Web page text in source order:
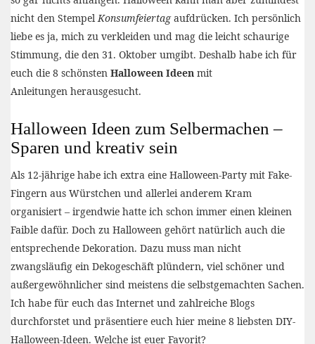
nicht den StempelKonsumfeiertagaufdrücken. Ich persönlich
liebe es ja, mich zu verkleiden und mag die leicht schaurige
Stimmung, die den 31. Oktober umgibt. Deshalb habe ich für
euch die 8 schönsten Halloween Ideen mit
Anleitungen herausgesucht.
Halloween Ideen zum Selbermachen –
Sparen und kreativ sein
Als 12-jährige habe ich extra eine Halloween-Party mit Fake-
Fingern aus Würstchen und allerlei anderem Kram
organisiert – irgendwie hatte ich schon immer einen kleinen
Faible dafür. Doch zu Halloween gehört natürlich auch die
entsprechende Dekoration. Dazu muss man nicht
zwangsläufig ein Dekogeschäft plündern, viel schöner und
außergewöhnlicher sind meistens die selbstgemachten Sachen.
Ich habe für euch das Internet und zahlreiche Blogs
durchforstet und präsentiere euch hier meine 8 liebsten DIY-
Halloween-Ideen. Welche ist euer Favorit?